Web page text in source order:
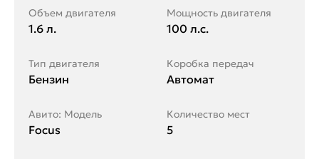
Объем двигателя
1.6 л.
Мощность двигателя
100 л.с.
Тип двигателя
Бензин
Коробка передач
Автомат
Авито: Модель
Focus
Количество мест
5